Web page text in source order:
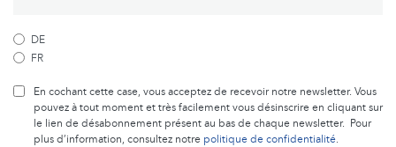
DE
FR
En cochant cette case, vous acceptez de recevoir notre newsletter. Vous
pouvez à tout moment et très facilement vous désinscrire en cliquant sur
le lien de désabonnement présent au bas de chaque newsletter. Pour
plus d’information, consultez notre politique de confidentialité.